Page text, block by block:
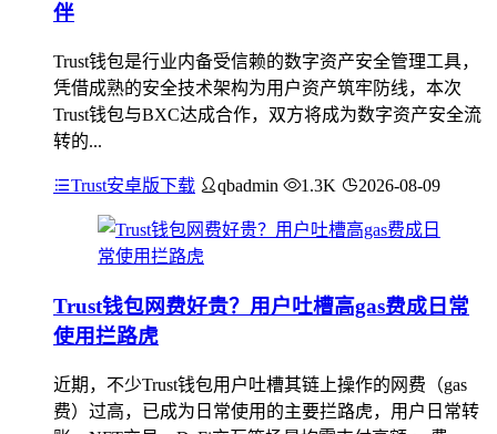
伴
Trust钱包是行业内备受信赖的数字资产安全管理工具，
凭借成熟的安全技术架构为用户资产筑牢防线，本次
Trust钱包与BXC达成合作，双方将成为数字资产安全流
转的...
Trust安卓版下载 qbadmin 1.3K 2026-08-09
Trust钱包网费好贵？用户吐槽高gas费成日常
使用拦路虎
近期，不少Trust钱包用户吐槽其链上操作的网费（gas
费）过高，已成为日常使用的主要拦路虎，用户日常转